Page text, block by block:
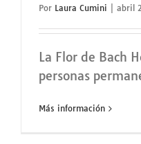
Por Laura Cumini abril
La Flor de Bach
personas
Más información